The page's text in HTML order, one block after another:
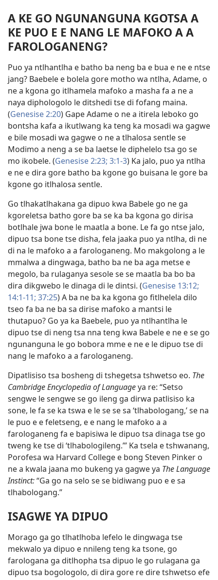
A KE GO NGUNANGUNA KGOTSA A
KE PUO E E NANG LE MAFOKO A A
FAROLOGANENG?
Puo ya ntlhantlha e batho ba neng ba e bua e ne e ntse
jang? Baebele e bolela gore motho wa ntlha, Adame, o
ne a kgona go itlhamela mafoko a masha fa a ne a
naya diphologolo le ditshedi tse di fofang maina.
(Genesise 2:20) Gape Adame o ne a itirela leboko go
bontsha kafa a ikutlwang ka teng ka mosadi wa gagwe
e bile mosadi wa gagwe o ne a tlhalosa sentle se
Modimo a neng a se ba laetse le diphelelo tsa go se
mo ikobele. (Genesise 2:23; 3:1-3) Ka jalo, puo ya ntlha
e ne e dira gore batho ba kgone go buisana le gore ba
kgone go itlhalosa sentle.
Go tlhakatlhakana ga dipuo kwa Babele go ne ga
kgoreletsa batho gore ba se ka ba kgona go dirisa
botlhale jwa bone le maatla a bone. Le fa go ntse jalo,
dipuo tsa bone tse disha, fela jaaka puo ya ntlha, di ne
di na le mafoko a a farologaneng. Mo makgolong a le
mmalwa a dingwaga, batho ba ne ba aga metse e
megolo, ba rulaganya sesole se se maatla ba bo ba
dira dikgwebo le dinaga di le dintsi. (Genesise 13:12;
14:1-11; 37:25) A ba ne ba ka kgona go fitlhelela dilo
tseo fa ba ne ba sa dirise mafoko a mantsi le
thutapuo? Go ya ka Baebele, puo ya ntlhantlha le
dipuo tse di neng tsa nna teng kwa Babele e ne e se go
ngunanguna le go bobora mme e ne e le dipuo tse di
nang le mafoko a a farologaneng.
Dipatlisiso tsa bosheng di tshegetsa tshwetso eo. The
Cambridge Encyclopedia of Languageya re: “Setso
sengwe le sengwe se go ileng ga dirwa patlisiso ka
sone, le fa se ka tswa e le se se sa ‘tlhabologang,’ se na
le puo e e feletseng, e e nang le mafoko a a
farologaneng fa e bapisiwa le dipuo tsa dinaga tse go
tweng ke tse di ‘tlhabologileng.’” Ka tsela e tshwanang,
Porofesa wa Harvard College e bong Steven Pinker o
ne a kwala jaana mo bukeng ya gagwe ya The Language
Instinct:“Ga go na selo se se bidiwang puo e e sa
tlhabologang.”
ISAGWE YA DIPUO
Morago ga go tlhatlhoba lefelo le dingwaga tse
mekwalo ya dipuo e nnileng teng ka tsone, go
farologana ga ditlhopha tsa dipuo le go rulagana ga
dipuo tsa bogologolo, di dira gore re dire tshwetso efe